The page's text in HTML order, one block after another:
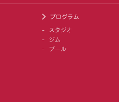
プログラム
スタジオ
ジム
プール